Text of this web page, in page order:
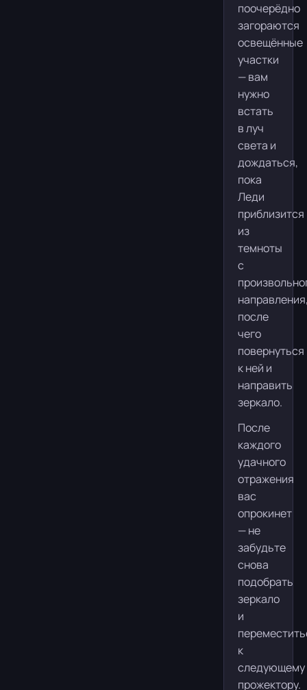
поочерёдно
загораются
освещённые
участки
— вам
нужно
встать
в луч
света и
дождаться,
пока
Леди
приблизится
из
темноты
с
после
чего
повернуться
к ней и
направить
зеркало.
После
каждого
удачного
отражения
вас
опрокинет
— не
забудьте
снова
подобрать
зеркало
и
к
следующему
прожектору.